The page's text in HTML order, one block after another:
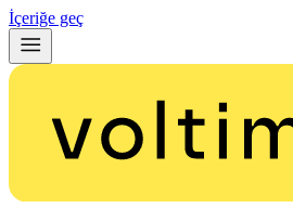
İçeriğe geç